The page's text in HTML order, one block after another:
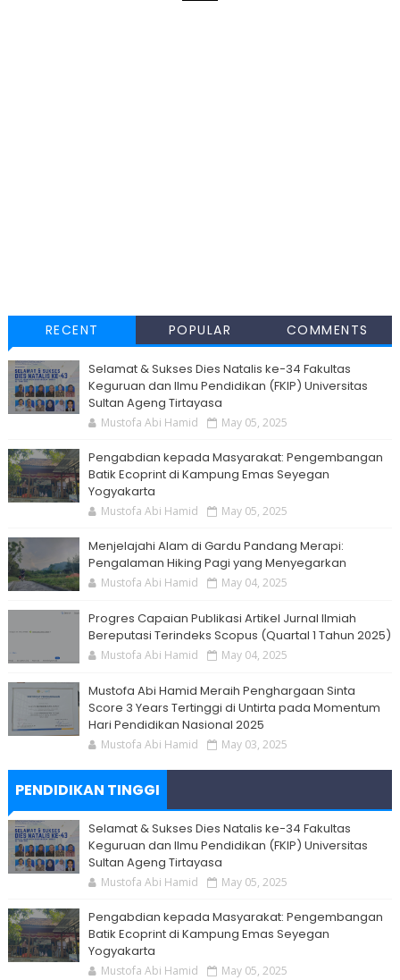
RECENT POPULAR COMMENTS
Selamat & Sukses Dies Natalis ke-34 Fakultas
Keguruan dan Ilmu Pendidikan (FKIP) Universitas
Sultan Ageng Tirtayasa
Mustofa Abi Hamid May 05, 2025
Pengabdian kepada Masyarakat: Pengembangan
Batik Ecoprint di Kampung Emas Seyegan
Yogyakarta
Mustofa Abi Hamid May 05, 2025
Menjelajahi Alam di Gardu Pandang Merapi:
Pengalaman Hiking Pagi yang Menyegarkan
Mustofa Abi Hamid May 04, 2025
Progres Capaian Publikasi Artikel Jurnal Ilmiah
Bereputasi Terindeks Scopus (Quartal 1 Tahun 2025)
Mustofa Abi Hamid May 04, 2025
Mustofa Abi Hamid Meraih Penghargaan Sinta
Score 3 Years Tertinggi di Untirta pada Momentum
Hari Pendidikan Nasional 2025
Mustofa Abi Hamid May 03, 2025
PENDIDIKAN TINGGI
Selamat & Sukses Dies Natalis ke-34 Fakultas
Keguruan dan Ilmu Pendidikan (FKIP) Universitas
Sultan Ageng Tirtayasa
Mustofa Abi Hamid May 05, 2025
Pengabdian kepada Masyarakat: Pengembangan
Batik Ecoprint di Kampung Emas Seyegan
Yogyakarta
Mustofa Abi Hamid May 05, 2025